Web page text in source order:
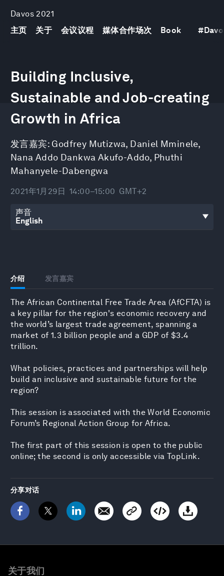
Davos 2021
主页
关于 会议议程 媒体合作场次 Book #
Building Inclusive,
Sustainable and Job-creating
Growth in Africa
发言嘉宾: Godfrey Mutizwa, Daniel Mminele,
Nana Addo Dankwa Akufo-Addo, Phuthi
Mahanyele-Dabengwa
2021年1月29日 14:00–15:00 GMT+2
声音
介绍 发言嘉宾
The African Continental Free Trade Area (AfCFTA) is
a key pillar for the region's economic recovery and
the world’s largest trade agreement, spanning a
market of 1.3 billion people and a GDP of $3.4
trillion.
What policies, practices and partnerships will help
build an inclusive and sustainable future for the
region?
This session is associated with the World Economic
Forum’s Regional Action Group for Africa.
The first part of this session is open to the public
online; the second is only accessible via TopLink.
分享对话
seconds
of
minutes,
9
关于我们